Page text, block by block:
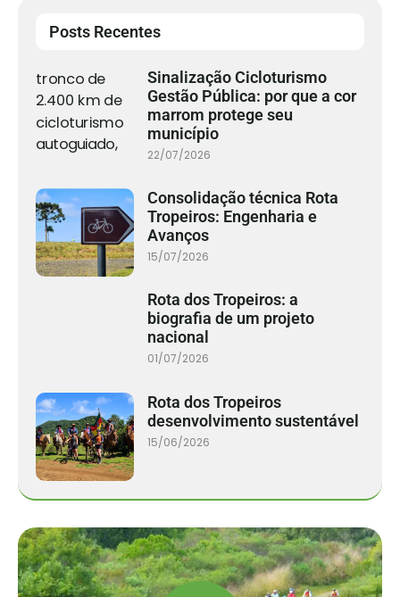
Posts Recentes
Sinalização Cicloturismo
Gestão Pública: por que a cor
marrom protege seu
município
22/07/2026
Consolidação técnica Rota
Tropeiros: Engenharia e
Avanços
15/07/2026
Rota dos Tropeiros: a
biografia de um projeto
nacional
01/07/2026
Rota dos Tropeiros
desenvolvimento sustentável
15/06/2026